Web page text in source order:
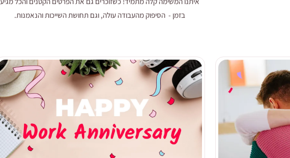
בזמן - הסיפוק מהעבודה עולה, וגם תחושת השייכות והנאמנות.